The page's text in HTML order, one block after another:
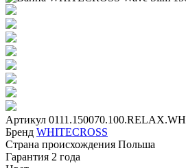
Артикул 0111.150070.100.RELAX.WH
Бренд WHITECROSS
Страна происхождения Польша
Гарантия 2 года